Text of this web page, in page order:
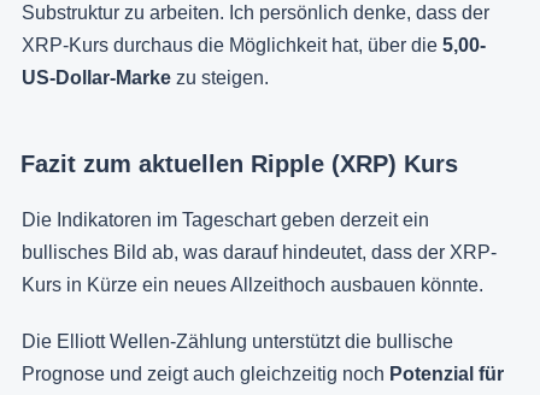
Substruktur zu arbeiten. Ich persönlich denke, dass der
XRP-Kurs durchaus die Möglichkeit hat, über die 5,00-
US-Dollar-Marke zu steigen.
Fazit zum aktuellen Ripple (XRP) Kurs
Die Indikatoren im Tageschart geben derzeit ein
bullisches Bild ab, was darauf hindeutet, dass der XRP-
Kurs in Kürze ein neues Allzeithoch ausbauen könnte.
Die Elliott Wellen-Zählung unterstützt die bullische
Prognose und zeigt auch gleichzeitig noch Potenzial für